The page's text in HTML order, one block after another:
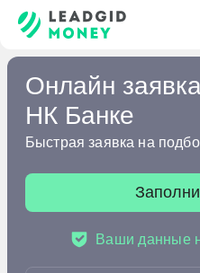
Онлайн
НК Банке
Быстрая заявка на
Ваши данные